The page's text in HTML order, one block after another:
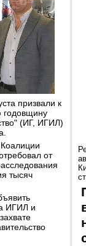
призвали к
годовщину
(ИГ, ИГИЛ)
от
тысяч
ИГИЛ и